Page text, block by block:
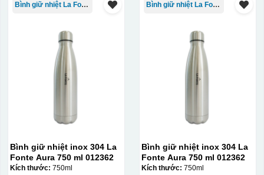
Ưu, nhược điểm của in Decal trượt nước
trên gốm sứ
Bình giữ nhiệt La Fonte
Bình giữ nhiệt inox 304 La
Fonte Aura 750 ml 012362
Kích thước: 750ml
Bình giữ nhiệt La Fonte
Bình giữ nhiệt inox 304 La
Fonte Aura 750 ml 012362
Kích thước: 750ml